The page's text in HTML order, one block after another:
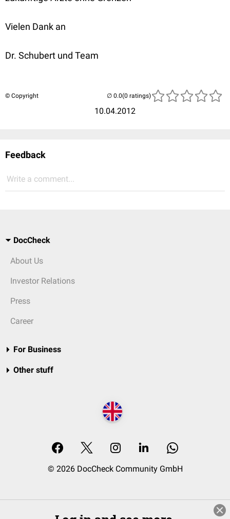
Vielen Dank an
Dr. Schubert und Team
© Copyright
10.04.2012
(0 ratings)
Feedback
Write a comment...
DocCheck
About Us
Investor Relations
Press
Career
For Business
Other stuff
© 2026 DocCheck Community GmbH